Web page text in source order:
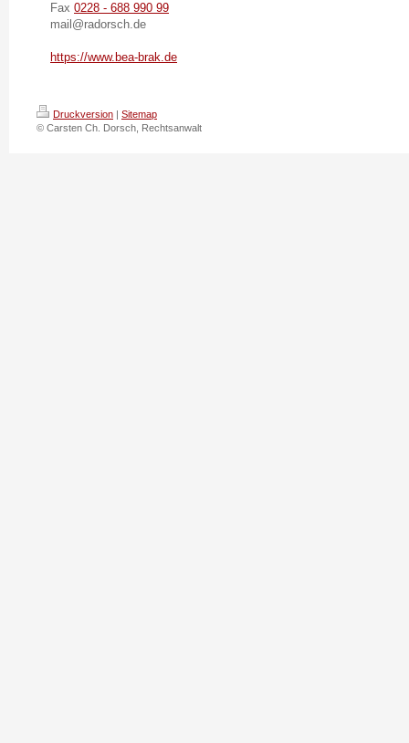
Fax 0228 - 688 990 99
mail@radorsch.de
https://www.bea-brak.de
Druckversion | Sitemap
© Carsten Ch. Dorsch, Rechtsanwalt